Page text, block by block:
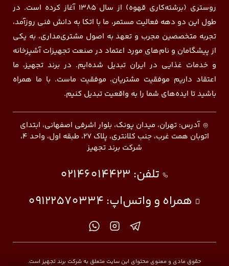
روستری (برشته‌کاری قهوه) از سال ۱۳۸۵ آغاز کرده است. در
طول این دو دهه فعالیت مستمر، ما با اتکا به دانش فنی روزآمد،
تجربه متخصصین مجرب و تعهد به اصول مشتری‌مداری، به یکی
از پیشگامان و نام‌های مورد اعتماد در صنعت تجهیزات آشپزخانه
و خدمات غذایی در ایران تبدیل شده‌ایم. در برند تجهیز، ما
اعتقاد داریم موفقیت مشتریان، موفقیت ماست. با ما همراه
باشید تا ایده‌های شما را به واقعیت تبدیل کنیم.
آدرس: تهران، میدان پونک، بلوار اشرفی اصفهانی، ابتدای
اتوبان همت غرب، جنب کلانتری، پلاک ۲۷، طبقه اول، واحد ۴،
شرکت برند تجهیز
تلفن: 02146014423
همراه و واتس‌اپ:09122570334
حقوق مادی و معنوی محتوای این سایت متعلق به شرکت برند تجهیز است.